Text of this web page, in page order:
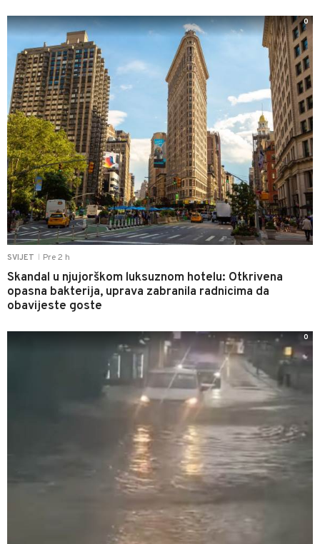
SVIJET Pre 2 h
Skandal u njujorškom luksuznom hotelu: Otkrivena
opasna bakterija, uprava zabranila radnicima da
obavijeste goste
0
0